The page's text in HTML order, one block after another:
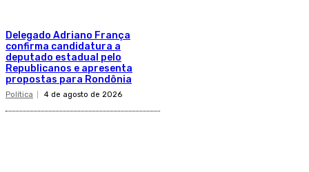
Delegado Adriano França
confirma candidatura a
deputado estadual pelo
Republicanos e apresenta
propostas para Rondônia
Política 4 de agosto de 2026